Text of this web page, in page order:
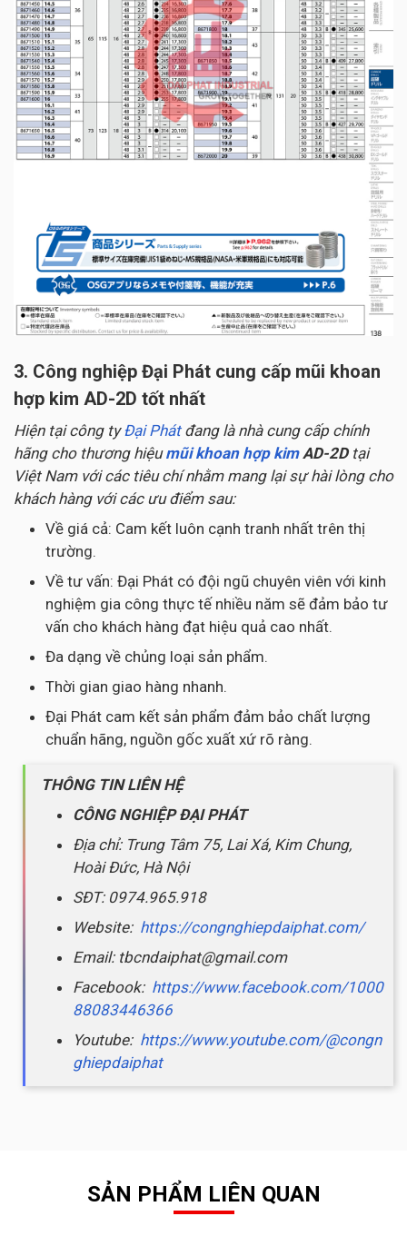
3. Công nghiệp Đại Phát cung cấp mũi khoan
hợp kim AD-2D tốt nhất
Hiện tại công tyĐại Phátđang là nhà cung cấp chính
hãng cho thương hiệu mũi khoan hợp kimAD-2D tại
Việt Nam với các tiêu chí nhằm mang lại sự hài lòng cho
khách hàng với các ưu điểm sau:
Về giá cả: Cam kết luôn cạnh tranh nhất trên thị
trường.
Về tư vấn: Đại Phát có đội ngũ chuyên viên với kinh
nghiệm gia công thực tế nhiều năm sẽ đảm bảo tư
vấn cho khách hàng đạt hiệu quả cao nhất.
Đa dạng về chủng loại sản phẩm.
Thời gian giao hàng nhanh.
Đại Phát cam kết sản phẩm đảm bảo chất lượng
chuẩn hãng, nguồn gốc xuất xứ rõ ràng.
THÔNG TIN LIÊN HỆ
CÔNG NGHIỆP ĐẠI PHÁT
Địa chỉ: Trung Tâm 75, Lai Xá, Kim Chung,
Hoài Đức, Hà Nội
SĐT: 0974.965.918
Website: https://congnghiepdaiphat.com/
Email: tbcndaiphat@gmail.com
Facebook: https://www.facebook.com/1000
88083446366
Youtube: https://www.youtube.com/@congn
ghiepdaiphat
SẢN PHẨM LIÊN QUAN